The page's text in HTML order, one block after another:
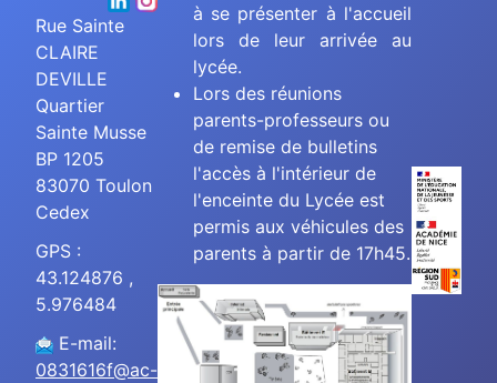
Rue Sainte
CLAIRE
DEVILLE
Quartier
Sainte Musse
BP 1205
83070 Toulon
Cedex
GPS :
43.124876 ,
5.976484
E-mail:
0831616f@ac-
à se présenter à l'accueil
lors de leur arrivée au
lycée.
Lors des réunions
parents-professeurs ou
de remise de bulletins
l'accès à l'intérieur de
l'enceinte du Lycée est
permis aux véhicules des
parents à partir de 17h45.